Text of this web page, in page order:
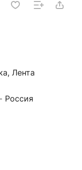
Лента
Россия